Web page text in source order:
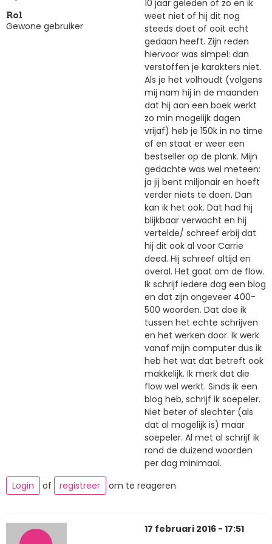
Rol
Gewone gebruiker
10 jaar geleden of zo en ik
weet niet of hij dit nog
steeds doet of ooit echt
gedaan heeft. Zijn reden
hiervoor was simpel: dan
verstoffen je karakters niet.
Als je het volhoudt (volgens
mij nam hij in de maanden
dat hij aan een boek werkt
zo min mogelijk dagen
vrijaf) heb je 150k in no time
af en staat er weer een
bestseller op de plank. Mijn
gedachte was wel meteen:
ja jij bent miljonair en hoeft
verder niets te doen. Dan
kan ik het ook. Dat had hij
blijkbaar verwacht en hij
vertelde/ schreef erbij dat
hij dit ook al voor Carrie
deed. Hij schreef altijd en
overal. Het gaat om de flow.
Ik schrijf iedere dag een blog
en dat zijn ongeveer 400-
500 woorden. Dat doe ik
tussen het echte schrijven
en het werken door. Ik werk
vanaf mijn computer dus ik
heb het wat dat betreft ook
makkelijk. Ik merk dat die
flow wel werkt. Sinds ik een
blog heb, schrijf ik soepeler.
Niet beter of slechter (als
dat al mogelijk is) maar
soepeler. Al met al schrijf ik
rond de duizend woorden
per dag minimaal.
Login
of registreer om te reageren
17 februari 2016 - 17:51